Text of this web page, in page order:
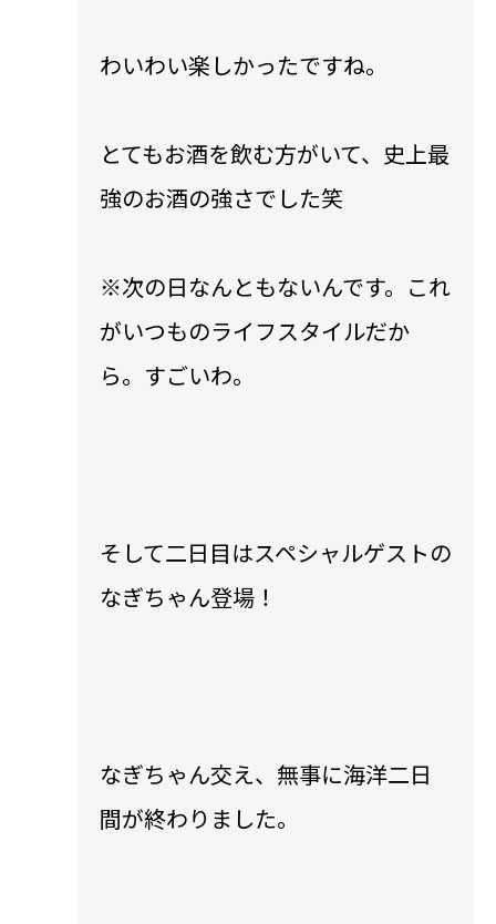
わいわい楽しかったですね。
とてもお酒を飲む方がいて、史上最
強のお酒の強さでした笑
※次の日なんともないんです。これ
がいつものライフスタイルだか
ら。すごいわ。
そして二日目はスペシャルゲストの
なぎちゃん登場！
なぎちゃん交え、無事に海洋二日
間が終わりました。